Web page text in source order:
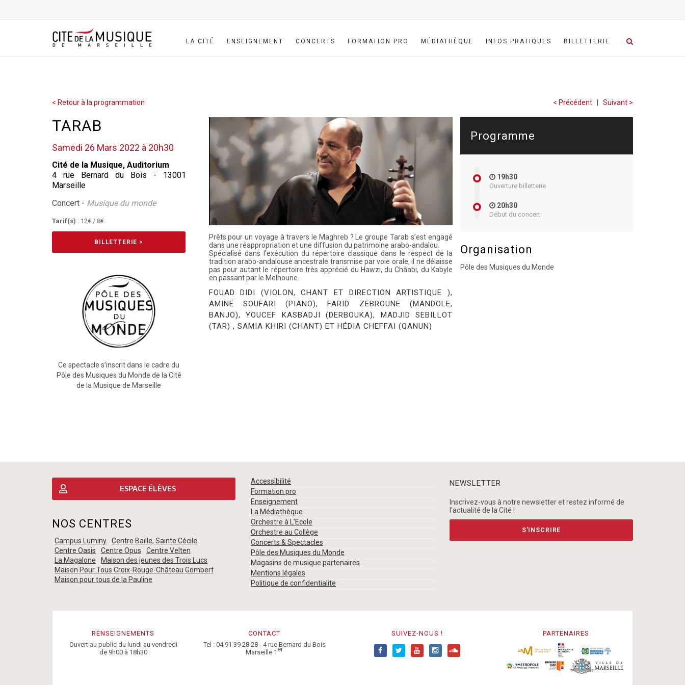
LA CITÉ ENSEIGNEMENT CONCERTS FORMATION PRO MÉDIATHÈQUE INFOS PRATIQUES BILLETTERIE
< Retour à la programmation < Précédent Suivant >
TARAB
Samedi 26 Mars 2022 à 20h30
Cité de la Musique, Auditorium
4 rue Bernard du Bois - 13001
Marseille
Concert - Musique du monde
Tarif(s) : 12€ / 8€
BILLETTERIE >
Ce spectacle s’inscrit dans le cadre du
Pôle des Musiques du Monde de la Cité
de la Musique de Marseille
Prêts pour un voyage à travers le Maghreb ? Le groupe Tarab s’est engagé
dans une réappropriation et une diffusion du patrimoine arabo-andalou.
Spécialisé dans l’exécution du répertoire classique dans le respect de la
tradition arabo-andalouse ancestrale transmise par voie orale, il ne délaisse
pas pour autant le répertoire très apprécié du Hawzi, du Châabi, du Kabyle
en passant par le Melhoune.
FOUAD DIDI (VIOLON, CHANT ET DIRECTION ARTISTIQUE ),
AMINE SOUFARI (PIANO), FARID ZEBROUNE (MANDOLE,
BANJO), YOUCEF KASBADJI (DERBOUKA), MADJID SEBILLOT
(TAR) , SAMIA KHIRI (CHANT) ET HÉDIA CHEFFAI (QANUN)
Programme
19h30
Ouverture billetterie
20h30
Début du concert
Organisation
Pôle des Musiques du Monde
ESPACE ÉLÈVES
NOS CENTRES
Campus Luminy
Centre Baille, Sainte Cécile
Centre Oasis
Centre Opus
Centre Velten
La Magalone
Maison des jeunes des Trois Lucs
Maison Pour Tous Croix-Rouge-Château Gombert
Maison pour tous de la Pauline
Accessibilité
Formation pro
Enseignement
La Médiathèque
Orchestre à L’Ecole
Orchestre au Collège
Concerts & Spectacles
Pôle des Musiques du Monde
Magasins de musique partenaires
Mentions légales
Politique de confidentialite
NEWSLETTER
Inscrivez-vous à notre newsletter et restez informé de
l'actualité de la Cité !
S'INSCRIRE
RENSEIGNEMENTS
Ouvert au public du lundi au vendredi
de 9h00 à 18h30
CONTACT
Tel : 04 91 39 28 28 - 4 rue Bernard du Bois
Marseille 1er
SUIVEZ-NOUS ! PARTENAIRES